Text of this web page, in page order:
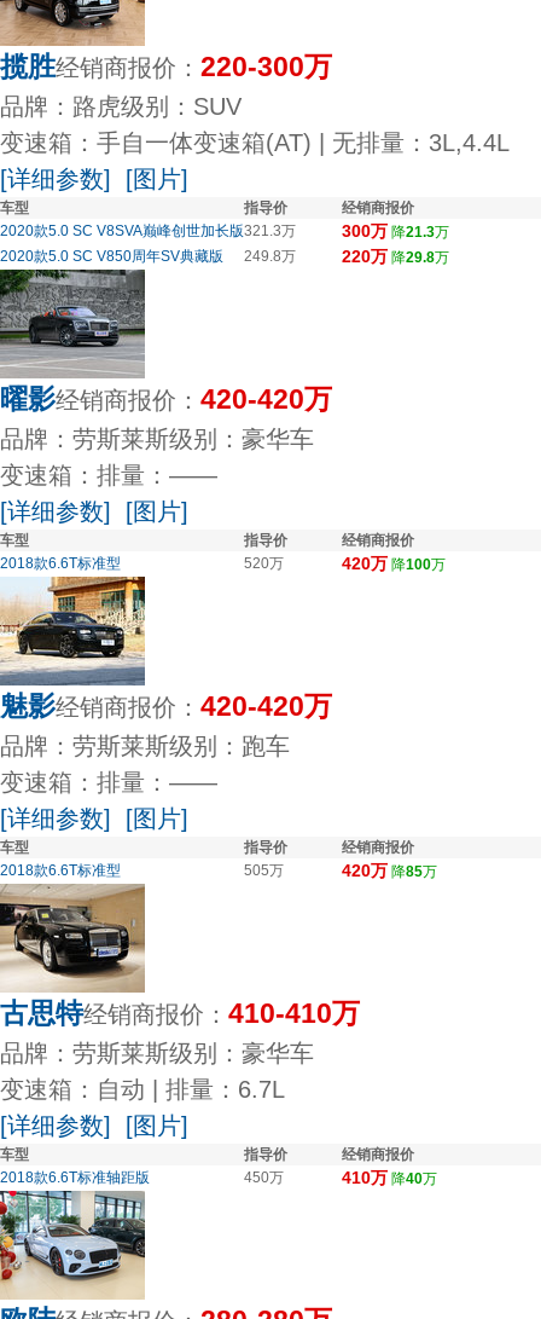
揽胜经销商报价： 220-300万
品牌：路虎级别：SUV
变速箱：手自一体变速箱(AT) | 无排量：3L,4.4L
[详细参数]
[图片]
车型 指导价
经销商报价
2020款5.0 SC V8SVA巅峰创世加长版321.3万 300万 降21.3万
2020款5.0 SC V850周年SV典藏版
249.8万 220万 降29.8万
曜影经销商报价： 420-420万
品牌：劳斯莱斯级别：豪华车
变速箱： 排量：——
[详细参数]
[图片]
车型 指导价
经销商报价
2018款6.6T标准型
520万 420万 降100万
魅影经销商报价： 420-420万
品牌：劳斯莱斯级别：跑车
变速箱： 排量：——
[详细参数]
[图片]
车型 指导价
经销商报价
2018款6.6T标准型
505万 420万 降85万
古思特经销商报价： 410-410万
品牌：劳斯莱斯级别：豪华车
变速箱：自动 | 排量：6.7L
[详细参数]
[图片]
车型 指导价
经销商报价
2018款6.6T标准轴距版
450万 410万 降40万